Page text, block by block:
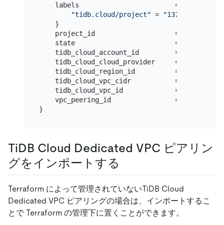
    labels                        = {
"tidb.cloud/project" =
    }
    project_id                    =
    state                         =
    tidb_cloud_account_id         =
    tidb_cloud_cloud_provider     =
    tidb_cloud_region_id          =
    tidb_cloud_vpc_cidr           =
    tidb_cloud_vpc_id             =
    vpc_peering_id                =
TiDB Cloud Dedicated VPC ピアリン
グをインポートする
Terraform によって管理されていないTiDB Cloud
Dedicated VPC ピアリングの場合は、インポートするこ
とで Terraform の管理下に置くことができます。